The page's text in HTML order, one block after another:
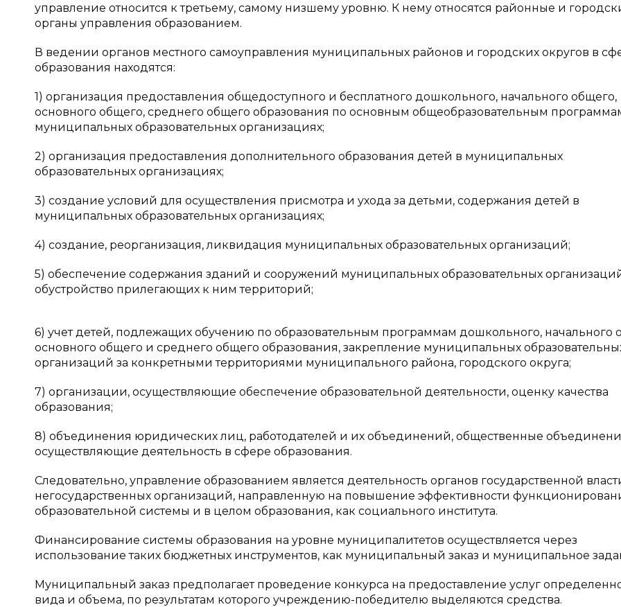
управление относится к третьему, самому низшему уровню. К нему относятся районные и
органы управления образованием.
В ведении органов местного самоуправления муниципальных районов и городских округов в
образования находятся:
1) организация предоставления общедоступного и бесплатного дошкольного, начального общего,
основного общего, среднего общего образования по основным общеобразовательным
муниципальных образовательных организациях;
2) организация предоставления дополнительного образования детей в муниципальных
образовательных организациях;
3) создание условий для осуществления присмотра и ухода за детьми, содержания детей в
муниципальных образовательных организациях;
4) создание, реорганизация, ликвидация муниципальных образовательных организаций;
5) обеспечение содержания зданий и сооружений муниципальных образовательных
обустройство прилегающих к ним территорий;
6) учет детей, подлежащих обучению по образовательным программам дошкольного, начального
основного общего и среднего общего образования, закрепление муниципальных
организаций за конкретными территориями муниципального района, городского округа;
7) организации, осуществляющие обеспечение образовательной деятельности, оценку качества
образования;
8) объединения юридических лиц, работодателей и их объединений, общественные
осуществляющие деятельность в сфере образования.
Следовательно, управление образованием является деятельность органов государственной
негосударственных организаций, направленную на повышение эффективности
образовательной системы и в целом образования, как социального института.
Финансирование системы образования на уровне муниципалитетов осуществляется через
использование таких бюджетных инструментов, как муниципальный заказ и муниципальное
Муниципальный заказ предполагает проведение конкурса на предоставление услуг
вида и объема, по результатам которого учреждению-победителю выделяются средства.